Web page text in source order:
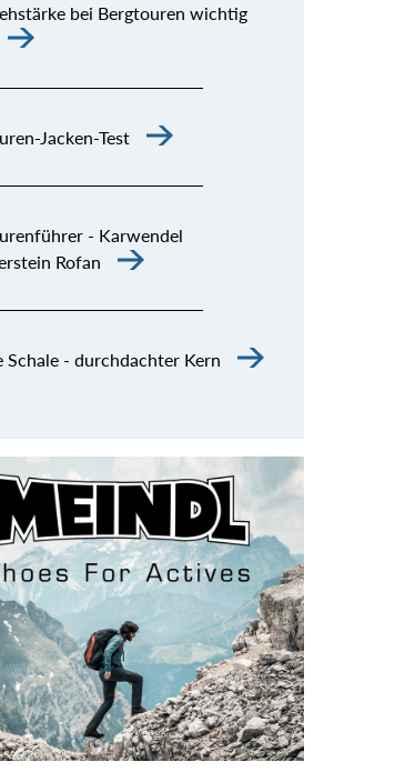
bei Bergtouren wichtig
Jacken-Test
- Karwendel
Rofan
Schale - durchdachter Kern